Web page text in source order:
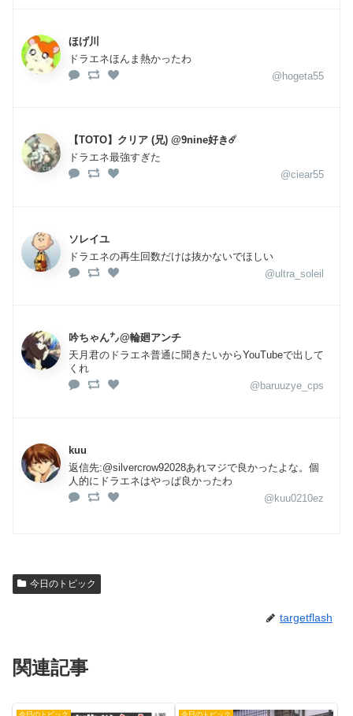
ほげ川
ドラエネほんま熱かったわ
@hogeta55
【TOTO】クリア (兄) @9nine好き☄️
ドラエネ最強すぎた
@ciear55
ソレイユ
ドラエネの再生回数だけは抜かないでほしい
@ultra_soleil
吟ちゃん㌨@輪廻アンチ
天月君のドラエネ普通に聞きたいからYouTubeで出して
くれ
@baruuzye_cps
kuu
返信先:@silvercrow92028あれマジで良かったよな。個
人的にドラエネはやっぱ良かったわ
@kuu0210ez
今日のトピック
targetflash
関連記事
今日のトピック 今日のトピック